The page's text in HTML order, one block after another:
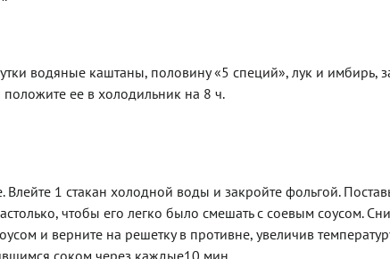
водяные каштаны, половину «5 специй», лук и имбирь,
ее в холодильник на 8 ч.
1 стакан холодной воды и закройте фольгой.
чтобы его легко было смешать с соевым соусом.
и верните на решетку в противне, увеличив
соком через каждые10 мин.